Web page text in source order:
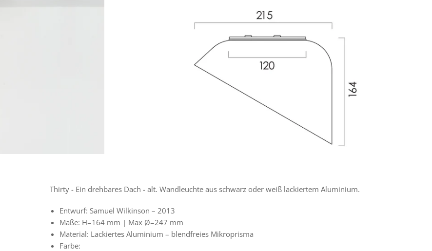
Thirty - Ein drehbares Dach - alt. Wandleuchte aus schwarz oder weiß lackiertem Aluminium.
Entwurf: Samuel Wilkinson – 2013
Maße: H=164 mm | Max Ø=247 mm
Material: Lackiertes Aluminium – blendfreies Mikroprisma
Farbe: